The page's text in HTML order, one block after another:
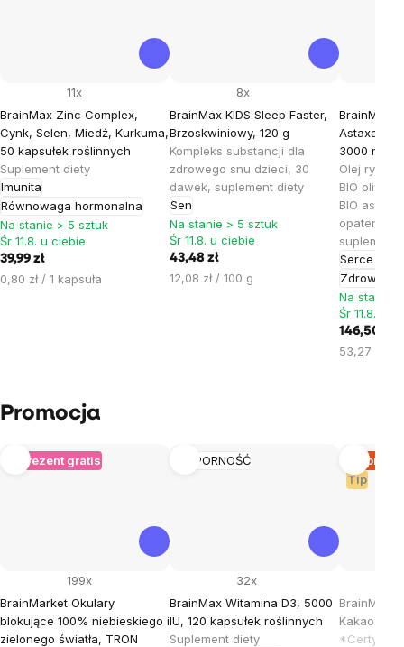
BrainMax Zinc Complex,
Cynk, Selen, Miedź, Kurkuma,
50 kapsułek roślinnych
Suplement diety
Imunita
Równowaga hormonalna
11x
Na stanie > 5 sztuk
Śr 11.8. u ciebie
39,99 zł
Cena
0,80 zł / 1 kapsuła
BrainMax KIDS Sleep Faster,
Brzoskwiniowy, 120 g
Kompleks substancji dla
zdrowego snu dzieci, 30
dawek, suplement diety
Sen
8x
Na stanie > 5 sztuk
Śr 11.8. u ciebie
43,48 zł
Cena
12,08 zł / 100 g
BrainMax
3000 mg
Olej rybny
BIO oliwa
BIO
suplement
Serce i
Zdrowie
Na stanie
Śr 11.8. u
146,50 zł
Cena
53,27 zł /
Promocja
+ Prezent gratis
BrainMarket Okulary
blokujące 100% niebieskiego i
zielonego światła, TRON
199x
ODPORNOŚĆ
BrainMax Witamina D3, 5000
IU, 120 kapsułek roślinnych
Suplement diety
32x
Tip
BrainMax
Kakao z
*Certyfikat